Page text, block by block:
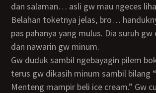
dan salaman… asli gw mau ngeces
Belahan toketnya jelas, bro…
pas pahanya yang mulus. Dia suruh
dan nawarin gw minum.
Gw duduk sambil ngebayagin pilem bokep pastinya…
terus gw dikasih minum sambil bilang
Menteng mampir beli ice cream.” Gw